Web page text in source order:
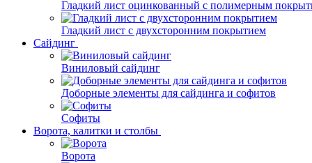
Гладкий лист оцинкованный с полимерным
Гладкий лист с двухсторонним покрытием
Сайдинг
Виниловый сайдинг
Доборные элементы для сайдинга и софитов
Софиты
Ворота, калитки и столбы
Ворота